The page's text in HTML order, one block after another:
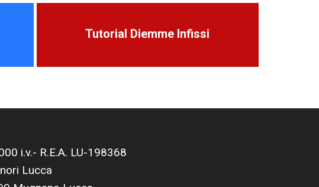
Tutorial Diemme Infissi
i.v.- R.E.A. LU-198368
Lucca